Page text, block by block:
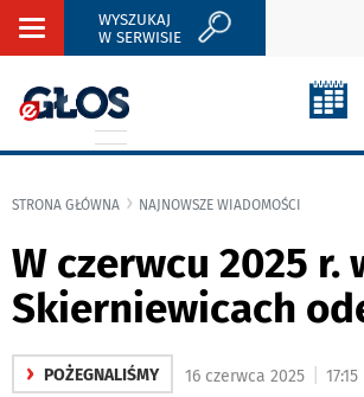
Rozwiń
WYSZUKAJ
W SERWISIE
STRONA GŁÓWNA NAJNOWSZE WIADOMOŚCI
W czerwcu 2025 r.
Skierniewicach
› POŻEGNALIŚMY 16 czerwca 2025 17:15